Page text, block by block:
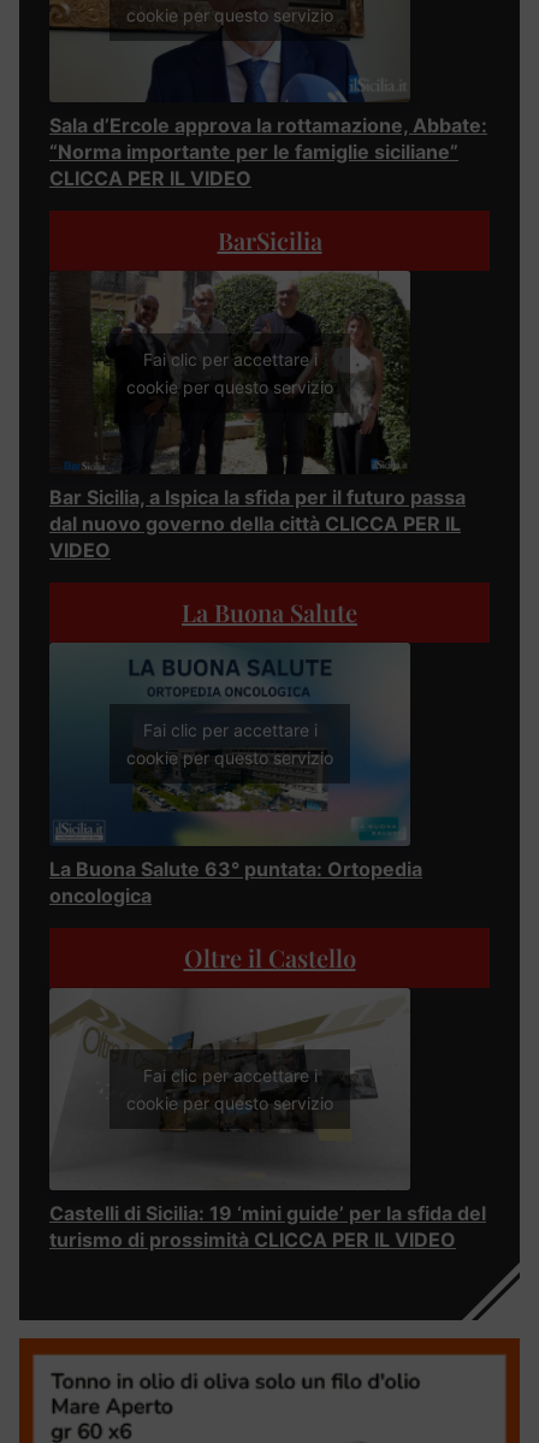
cookie per questo servizio
Sala d’Ercole approva la rottamazione, Abbate:
“Norma importante per le famiglie siciliane”
CLICCA PER IL VIDEO
BarSicilia
Fai clic per accettare i
cookie per questo servizio
Bar Sicilia, a Ispica la sfida per il futuro passa
dal nuovo governo della città CLICCA PER IL
VIDEO
La Buona Salute
Fai clic per accettare i
cookie per questo servizio
La Buona Salute 63° puntata: Ortopedia
oncologica
Oltre il Castello
Fai clic per accettare i
cookie per questo servizio
Castelli di Sicilia: 19 ‘mini guide’ per la sfida del
turismo di prossimità CLICCA PER IL VIDEO